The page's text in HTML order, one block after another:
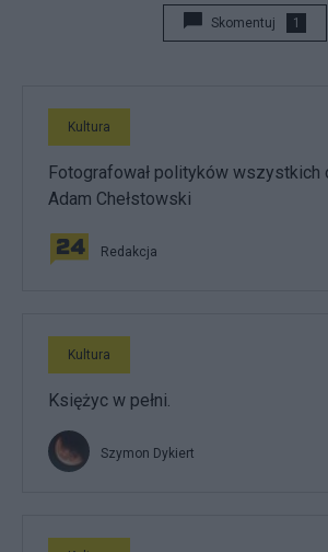
Skomentuj 1
Kultura
Fotografował polityków wszystkich
Adam Chełstowski
Redakcja
Kultura
Księżyc w pełni.
Szymon Dykiert